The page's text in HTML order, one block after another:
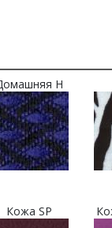
H
Кожа SP